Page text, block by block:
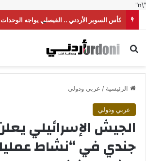
"\n"
بحث عن
الرئيسية / عربي ودولي
عربي ودولي
الجيش الإسرائيلي
جندي في “نشاط